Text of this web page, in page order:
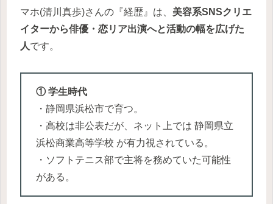
マホ(清川真歩)さんの『経歴』は、 美容系SNSクリエ
イターから俳優・恋リア出演へと活動の幅を広げた
人です。
① 学生時代
・静岡県浜松市で育つ。
・高校は非公表だが、ネット上では 静岡県立
浜松商業高等学校 が有力視されている。
・ソフトテニス部で主将を務めていた可能性
がある。